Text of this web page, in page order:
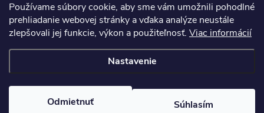
Používame súbory cookie, aby sme vám umožnili pohodlné
prehliadanie webovej stránky a vďaka analýze neustále
zlepšovali jej funkcie, výkon a použiteľnosť. Viac informácií
Nastavenie
Odmietnuť Súhlasím
SKRASLIMDOM.SK. Všetky práva vyhradené.